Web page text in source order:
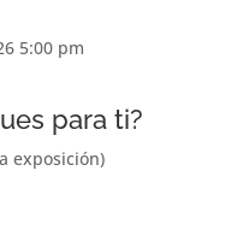
5:00 pm
para ti?
exposición)